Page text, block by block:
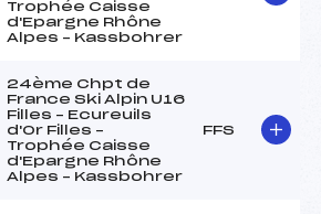
Trophée Caisse
d'Epargne Rhône
Alpes – Kassbohrer
24ème Chpt de
France Ski Alpin U16
Filles – Ecureuils
d'Or Filles –
Trophée Caisse
d'Epargne Rhône
Alpes – Kassbohrer
FFS